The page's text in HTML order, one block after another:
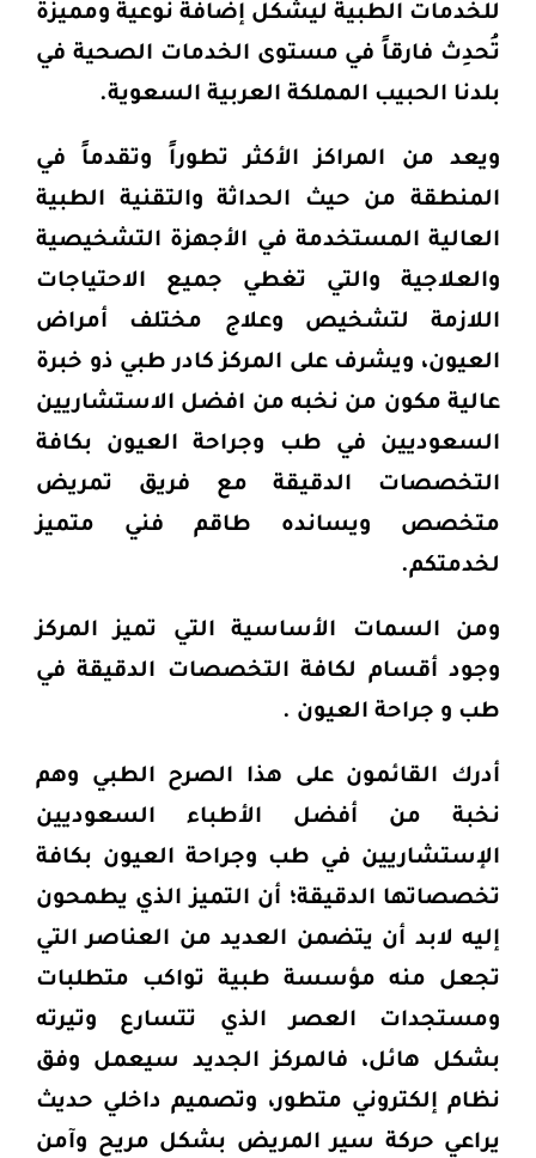
للخدمات الطبية ليشكل إضافة نوعية ومميزة
تُحدِث فارقاً في مستوى الخدمات الصحية في
بلدنا الحبيب المملكة العربية السعوية.
ويعد من المراكز الأكثر تطوراً وتقدماً في
المنطقة من حيث الحداثة والتقنية الطبية
العالية المستخدمة في الأجهزة التشخيصية
والعلاجية والتي تغطي جميع الاحتياجات
اللازمة لتشخيص وعلاج مختلف أمراض
العيون، ويشرف على المركز كادر طبي ذو خبرة
عالية مكون من نخبه من افضل الاستشاريين
السعوديين في طب وجراحة العيون بكافة
التخصصات الدقيقة مع فريق تمريض
متخصص ويسانده طاقم فني متميز
لخدمتكم.
ومن السمات الأساسية التي تميز المركز
وجود أقسام لكافة التخصصات الدقيقة في
طب و جراحة العيون .
أدرك القائمون على هذا الصرح الطبي وهم
نخبة من أفضل الأطباء السعوديين
الإستشاريين في طب وجراحة العيون بكافة
تخصصاتها الدقيقة؛ أن التميز الذي يطمحون
إليه لابد أن يتضمن العديد من العناصر التي
تجعل منه مؤسسة طبية تواكب متطلبات
ومستجدات العصر الذي تتسارع وتيرته
بشكل هائل، فالمركز الجديد سيعمل وفق
نظام إلكتروني متطور، وتصميم داخلي حديث
يراعي حركة سير المريض بشكل مريح وآمن